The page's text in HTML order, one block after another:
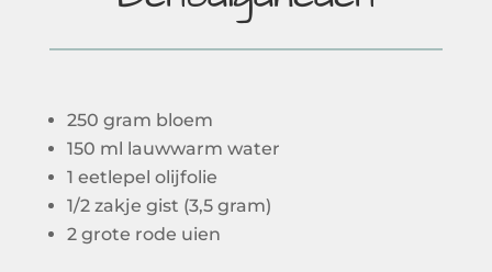
250 gram bloem
150 ml lauwwarm water
1 eetlepel olijfolie
1/2 zakje gist (3,5 gram)
2 grote rode uien